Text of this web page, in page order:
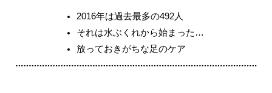
2016年は過去最多の492人
それは水ぶくれから始まった…
放っておきがちな足のケア